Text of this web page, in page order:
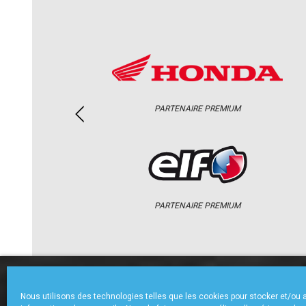
Nous utilisons des technologies telles que les cookies pour stocker et/ou
PARTENAIRE PREMIUM
PARTENAIRE PREMIUM
ACCUEIL CHAMPIONNAT